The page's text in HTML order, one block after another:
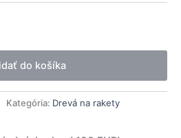
do košíka
Kategória: Drevá na rakety